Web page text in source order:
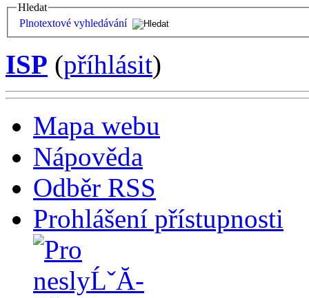
Hledat
Plnotextové vyhledávání
ISP (příhlásit)
Mapa webu
Nápověda
Odběr RSS
Prohlášení přístupnosti